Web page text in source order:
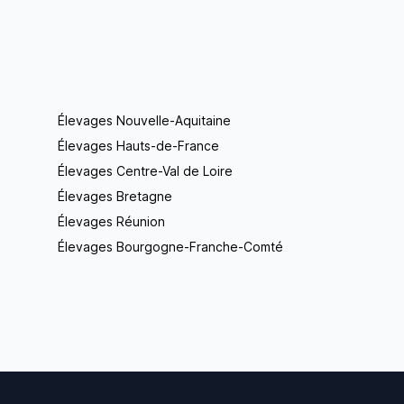
Élevages Nouvelle-Aquitaine
Élevages Hauts-de-France
Élevages Centre-Val de Loire
Élevages Bretagne
Élevages Réunion
Élevages Bourgogne-Franche-Comté